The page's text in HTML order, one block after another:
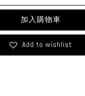
加入購物車
Add to wishlist